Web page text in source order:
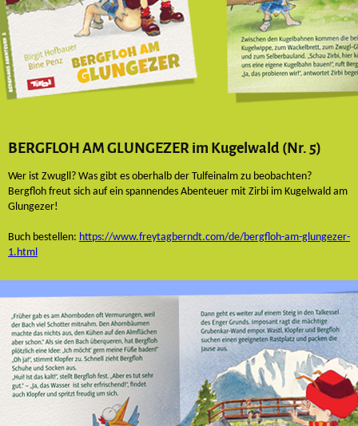
BERGFLOH AM GLUNGEZER im Kugelwald (Nr. 5)
Wer ist Zwugll? Was gibt es oberhalb der Tulfeinalm zu beobachten?
Bergfloh freut sich auf ein spannendes Abenteuer mit Zirbi im Kugelwald am
Glungezer!
Buch bestellen: https://www.freytagberndt.com/de/bergfloh-am-glungezer-
1.html